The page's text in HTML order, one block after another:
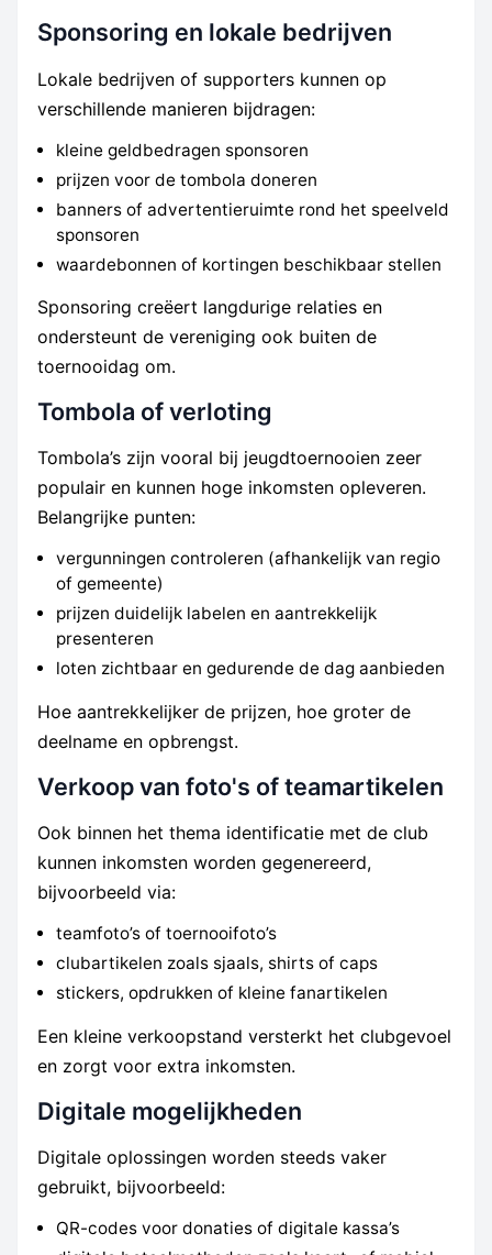
Sponsoring en lokale bedrijven
Lokale bedrijven of supporters kunnen op
verschillende manieren bijdragen:
kleine geldbedragen sponsoren
prijzen voor de tombola doneren
banners of advertentieruimte rond het speelveld
sponsoren
waardebonnen of kortingen beschikbaar stellen
Sponsoring creëert langdurige relaties en
ondersteunt de vereniging ook buiten de
toernooidag om.
Tombola of verloting
Tombola’s zijn vooral bij jeugdtoernooien zeer
populair en kunnen hoge inkomsten opleveren.
Belangrijke punten:
vergunningen controleren (afhankelijk van regio
of gemeente)
prijzen duidelijk labelen en aantrekkelijk
presenteren
loten zichtbaar en gedurende de dag aanbieden
Hoe aantrekkelijker de prijzen, hoe groter de
deelname en opbrengst.
Verkoop van foto's of teamartikelen
Ook binnen het thema identificatie met de club
kunnen inkomsten worden gegenereerd,
bijvoorbeeld via:
teamfoto’s of toernooifoto’s
clubartikelen zoals sjaals, shirts of caps
stickers, opdrukken of kleine fanartikelen
Een kleine verkoopstand versterkt het clubgevoel
en zorgt voor extra inkomsten.
Digitale mogelijkheden
Digitale oplossingen worden steeds vaker
gebruikt, bijvoorbeeld:
QR-codes voor donaties of digitale kassa’s